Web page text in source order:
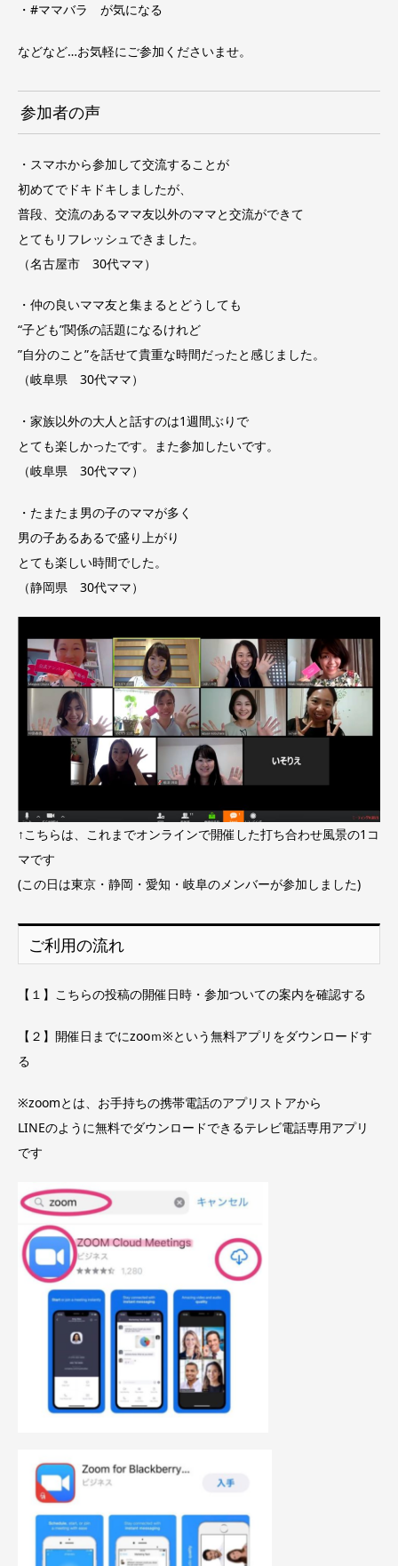
・#ママバラ が気になる
などなど…お気軽にご参加くださいませ。
参加者の声
・スマホから参加して交流することが
初めてでドキドキしましたが、
普段、交流のあるママ友以外のママと交流ができて
とてもリフレッシュできました。
（名古屋市 30代ママ）
・仲の良いママ友と集まるとどうしても
“子ども”関係の話題になるけれど
”自分のこと”を話せて貴重な時間だったと感じました。
（岐阜県 30代ママ）
・家族以外の大人と話すのは1週間ぶりで
とても楽しかったです。また参加したいです。
（岐阜県 30代ママ）
・たまたま男の子のママが多く
男の子あるあるで盛り上がり
とても楽しい時間でした。
（静岡県 30代ママ）
↑こちらは、これまでオンラインで開催した打ち合わせ風景の1コ
マです
(この日は東京・静岡・愛知・岐阜のメンバーが参加しました)
ご利用の流れ
【１】こちらの投稿の開催日時・参加ついての案内を確認する
【２】開催日までにzooｍ※という無料アプリをダウンロードす
る
※zoomとは、お手持ちの携帯電話のアプリストアから
LINEのように無料でダウンロードできるテレビ電話専用アプリ
です